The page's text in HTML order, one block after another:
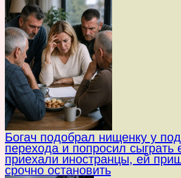
Богач подобрал нищенку у
перехода и попросил сыграть
приехали иностранцы, ей
срочно остановить